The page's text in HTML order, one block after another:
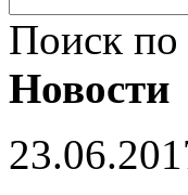
Поиск по
Новости